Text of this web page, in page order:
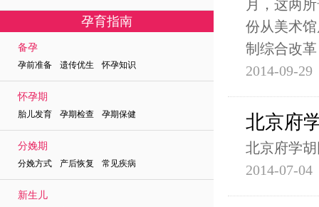
孕育指南
备孕
孕前准备 遗传优生 怀孕知识
怀孕期
胎儿发育 孕期检查 孕期保健
分娩期
分娩方式 产后恢复 常见疾病
新生儿
月，这两
份从美术
制综合改革
2014-09-29
北京府
北京府学
2014-07-04